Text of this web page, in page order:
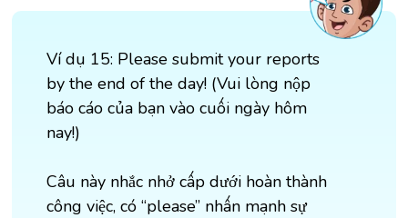
Ví dụ 15: Please submit your reports
by the end of the day! (Vui lòng nộp
báo cáo của bạn vào cuối ngày hôm
nay!)
Câu này nhắc nhở cấp dưới hoàn thành
công việc, có “please” nhấn mạnh sự